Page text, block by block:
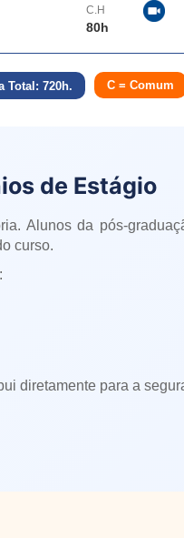
C.H
80h
Total: 720h. C = Comum
de Estágio
Alunos da pós-
curso.
diretamente para a